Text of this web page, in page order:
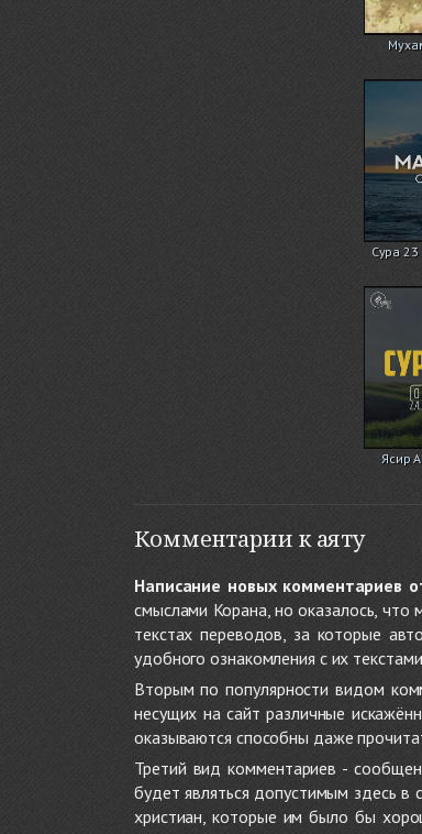
Сура
Ясир
Комментарии к аяту
Написание новых комментариев
смыслами Корана, но оказалось, что
текстах переводов, за которые
удобного ознакомления с их
Вторым по популярности видом
несущих на сайт различные
оказываются способны даже
Третий вид комментариев -
будет являться допустимым здесь
христиан, которые им было бы